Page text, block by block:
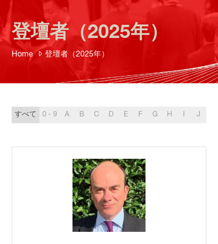
Home 登壇者（2025年）
登壇者（2025年）
すべて 0 - 9 A B C D E F G H I J